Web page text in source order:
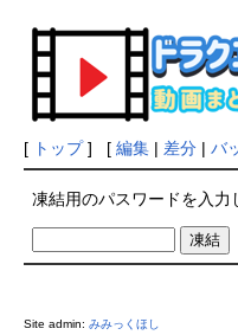
[ トップ] [ 編集| 差分| バ
凍結用のパスワードを入力
Site admin: みみっくほし